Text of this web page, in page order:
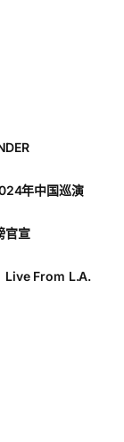
年中国巡演
官宣
Live From L.A.